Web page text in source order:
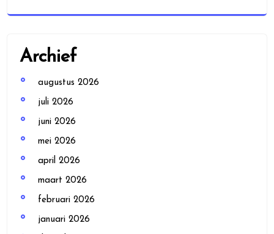
Archief
augustus 2026
juli 2026
juni 2026
mei 2026
april 2026
maart 2026
februari 2026
januari 2026